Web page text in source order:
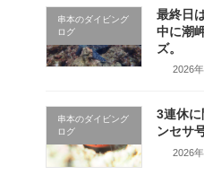
串本のダイビング
ログ
最終日
中に潮
ズ。
2026
串本のダイビング
ログ
3連休に
ンセサ号
2026